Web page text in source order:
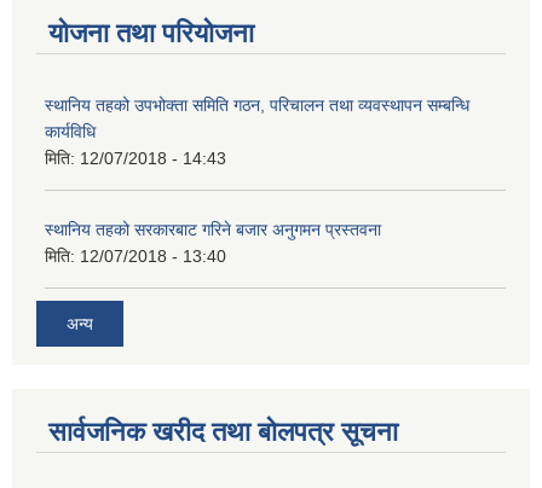
योजना तथा परियोजना
स्थानिय तहको उपभोक्ता समिति गठन, परिचालन तथा व्यवस्थापन सम्बन्धि
कार्यविधि
मिति: 12/07/2018 - 14:43
स्थानिय तहको सरकारबाट गरिने बजार अनुगमन प्रस्तवना
मिति: 12/07/2018 - 13:40
अन्य
सार्वजनिक खरीद तथा बोलपत्र सूचना